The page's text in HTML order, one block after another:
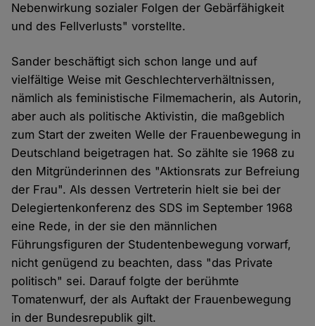
Nebenwirkung sozialer Folgen der Gebärfähigkeit
und des Fellverlusts" vorstellte.
Sander beschäftigt sich schon lange und auf
vielfältige Weise mit Geschlechterverhältnissen,
nämlich als feministische Filmemacherin, als Autorin,
aber auch als politische Aktivistin, die maßgeblich
zum Start der zweiten Welle der Frauenbewegung in
Deutschland beigetragen hat. So zählte sie 1968 zu
den Mitgründerinnen des "Aktionsrats zur Befreiung
der Frau". Als dessen Vertreterin hielt sie bei der
Delegiertenkonferenz des SDS im September 1968
eine Rede, in der sie den männlichen
Führungsfiguren der Studentenbewegung vorwarf,
nicht genügend zu beachten, dass "das Private
politisch" sei. Darauf folgte der berühmte
Tomatenwurf, der als Auftakt der Frauenbewegung
in der Bundesrepublik gilt.